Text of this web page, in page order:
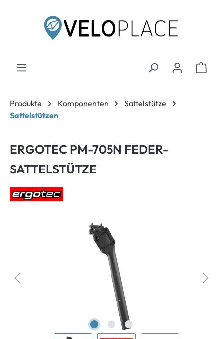
Produkte Komponenten
Sattelstütze
Sattelstützen
ERGOTEC PM-705N FEDER-
SATTELSTÜTZE